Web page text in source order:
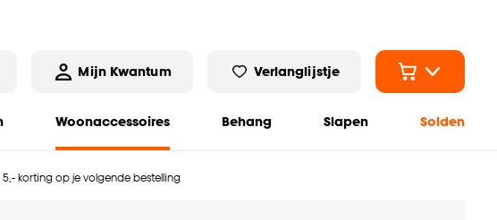
Mijn Kwantum Verlanglijstje
Woonaccessoires Behang Slapen Solden
5,- korting op je volgende bestelling